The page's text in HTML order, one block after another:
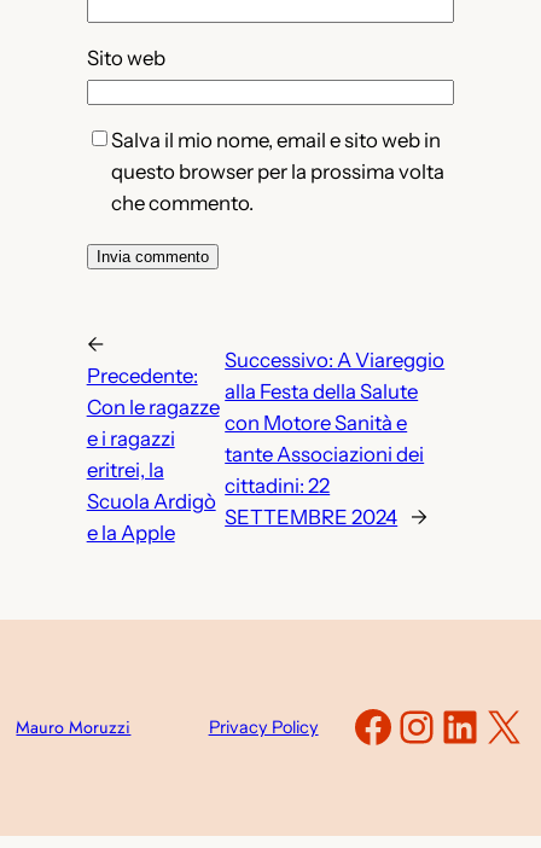
Sito web
Salva il mio nome, email e sito web in
questo browser per la prossima volta
che commento.
←
Precedente:
Con le ragazze
e i ragazzi
eritrei, la
Scuola Ardigò
e la Apple
Successivo:A Viareggio
alla Festa della Salute
con Motore Sanità e
tante Associazioni dei
cittadini: 22
SETTEMBRE 2024 →
Mauro Moruzzi Privacy Policy X